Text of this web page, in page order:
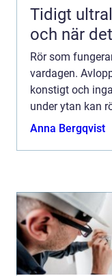
Tidigt ultraljud vad det
och när
Rör som
vardagen.
konstigt och
under ytan kan
Rörinspektion
Anna Bergqvist